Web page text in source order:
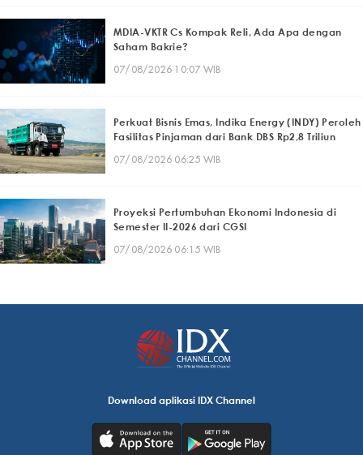
MDIA-VKTR Cs Kompak Reli, Ada Apa dengan
Saham Bakrie?
07/08/2026 10:07 WIB
Perkuat Bisnis Emas, Indika Energy (INDY) Peroleh
Fasilitas Pinjaman dari Bank DBS Rp2,8 Triliun
07/08/2026 06:25 WIB
Proyeksi Pertumbuhan Ekonomi Indonesia di
Semester II-2026 dari CGSI
07/08/2026 06:15 WIB
Download aplikasi IDX Channel